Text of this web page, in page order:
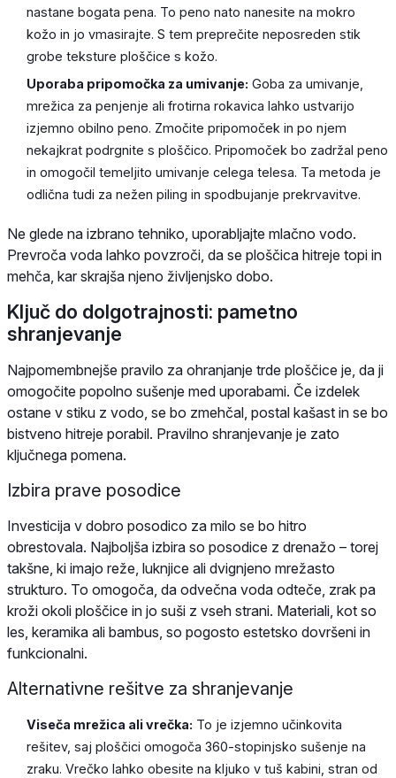
nastane bogata pena. To peno nato nanesite na mokro
kožo in jo vmasirajte. S tem preprečite neposreden stik
grobe teksture ploščice s kožo.
Uporaba pripomočka za umivanje: Goba za umivanje,
mrežica za penjenje ali frotirna rokavica lahko ustvarijo
izjemno obilno peno. Zmočite pripomoček in po njem
nekajkrat podrgnite s ploščico. Pripomoček bo zadržal peno
in omogočil temeljito umivanje celega telesa. Ta metoda je
odlična tudi za nežen piling in spodbujanje prekrvavitve.
Ne glede na izbrano tehniko, uporabljajte mlačno vodo.
Prevroča voda lahko povzroči, da se ploščica hitreje topi in
mehča, kar skrajša njeno življenjsko dobo.
Ključ do dolgotrajnosti: pametno
shranjevanje
Najpomembnejše pravilo za ohranjanje trde ploščice je, da ji
omogočite popolno sušenje med uporabami. Če izdelek
ostane v stiku z vodo, se bo zmehčal, postal kašast in se bo
bistveno hitreje porabil. Pravilno shranjevanje je zato
ključnega pomena.
Izbira prave posodice
Investicija v dobro posodico za milo se bo hitro
obrestovala. Najboljša izbira so posodice z drenažo – torej
takšne, ki imajo reže, luknjice ali dvignjeno mrežasto
strukturo. To omogoča, da odvečna voda odteče, zrak pa
kroži okoli ploščice in jo suši z vseh strani. Materiali, kot so
les, keramika ali bambus, so pogosto estetsko dovršeni in
funkcionalni.
Alternativne rešitve za shranjevanje
Viseča mrežica ali vrečka: To je izjemno učinkovita
rešitev, saj ploščici omogoča 360-stopinjsko sušenje na
zraku. Vrečko lahko obesite na kljuko v tuš kabini, stran od